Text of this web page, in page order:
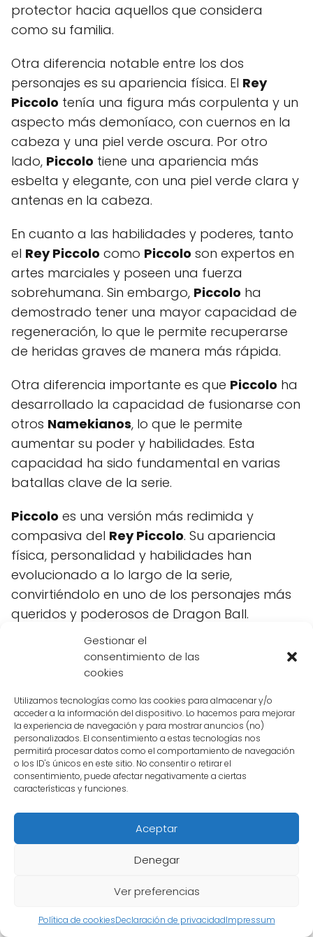
Gestionar el
consentimiento de las
cookies
Utilizamos tecnologías como las cookies para almacenar y/o
acceder a la información del dispositivo. Lo hacemos para mejorar
la experiencia de navegación y para mostrar anuncios (no)
personalizados. El consentimiento a estas tecnologías nos
permitirá procesar datos como el comportamiento de navegación
o los ID's únicos en este sitio. No consentir o retirar el
consentimiento, puede afectar negativamente a ciertas
características y funciones.
Aceptar
Denegar
Ver preferencias
Política de cookiesDeclaración de privacidadImpressum
protector hacia aquellos que considera
como su familia.
Otra diferencia notable entre los dos
personajes es su apariencia física. El Rey
Piccolo tenía una figura más corpulenta y un
aspecto más demoníaco, con cuernos en la
cabeza y una piel verde oscura. Por otro
lado, Piccolo tiene una apariencia más
esbelta y elegante, con una piel verde clara y
antenas en la cabeza.
En cuanto a las habilidades y poderes, tanto
el Rey Piccolo como Piccolo son expertos en
artes marciales y poseen una fuerza
sobrehumana. Sin embargo, Piccolo ha
demostrado tener una mayor capacidad de
regeneración, lo que le permite recuperarse
de heridas graves de manera más rápida.
Otra diferencia importante es que Piccolo ha
desarrollado la capacidad de fusionarse con
otros Namekianos, lo que le permite
aumentar su poder y habilidades. Esta
capacidad ha sido fundamental en varias
batallas clave de la serie.
Piccolo es una versión más redimida y
compasiva del Rey Piccolo. Su apariencia
física, personalidad y habilidades han
evolucionado a lo largo de la serie,
convirtiéndolo en uno de los personajes más
queridos y poderosos de Dragon Ball.
Cómo ha evolucionado el
personaje de Piccolo a lo
largo de las diferentes